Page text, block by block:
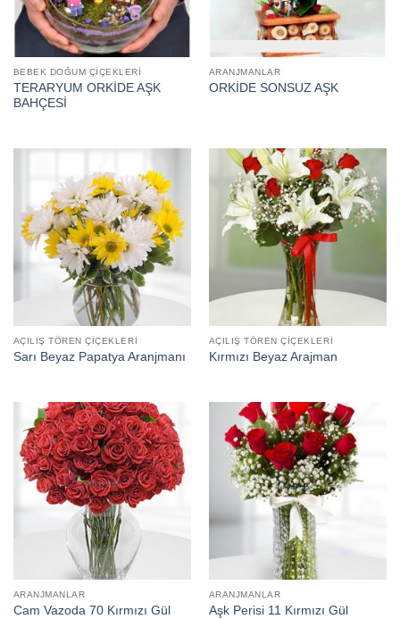
BEBEK DOĞUM ÇIÇEKLERI
TERARYUM ORKİDE AŞK
BAHÇESİ
ARANJMANLAR
ORKİDE SONSUZ AŞK
AÇILIŞ TÖREN ÇIÇEKLERI
Sarı Beyaz Papatya Aranjmanı
AÇILIŞ TÖREN ÇIÇEKLERI
Kırmızı Beyaz Arajman
ARANJMANLAR
Cam Vazoda 70 Kırmızı Gül
ARANJMANLAR
Aşk Perisi 11 Kırmızı Gül